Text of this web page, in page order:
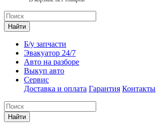
Найти
Б/у запчасти
Эвакуатор 24/7
Авто на разборе
Выкуп авто
Сервис
Доставка и оплата Гарантия Контакты
Найти